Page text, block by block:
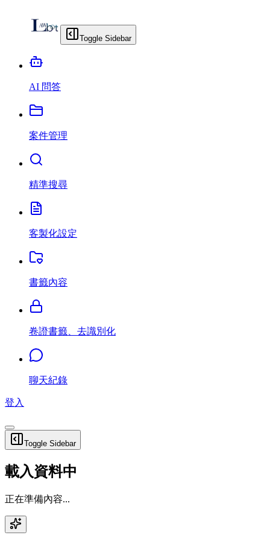
Toggle Sidebar
AI 問答
案件管理
精準搜尋
客製化設定
書籤內容
卷證書籤、去識別化
聊天紀錄
登入
Toggle Sidebar
載入資料中
正在準備內容...